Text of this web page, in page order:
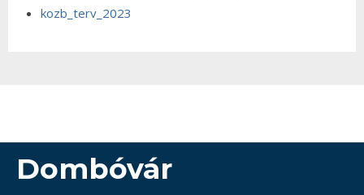
kozb_terv_2023
Dombóvár